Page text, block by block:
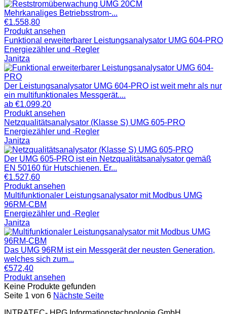
Mehrkanaliges Betriebsstrom-...
€1.558,80
Produkt ansehen
Funktional erweiterbarer Leistungsanalysator UMG 604-PRO
Energiezähler und -Regler
Janitza
Der Leistungsanalysator UMG 604-PRO ist weit mehr als nur
ein multifunktionales Messgerät....
ab €1.099,20
Produkt ansehen
Netzqualitätsanalysator (Klasse S) UMG 605-PRO
Energiezähler und -Regler
Janitza
Der UMG 605-PRO ist ein Netzqualitätsanalysator gemäß
EN 50160 für Hutschienen. Er...
€1.527,60
Produkt ansehen
Multifunktionaler Leistungsanalysator mit Modbus UMG
96RM-CBM
Energiezähler und -Regler
Janitza
Das UMG 96RM ist ein Messgerät der neusten Generation,
welches sich zum...
€572,40
Produkt ansehen
Keine Produkte gefunden
Seite 1 von 6 Nächste Seite